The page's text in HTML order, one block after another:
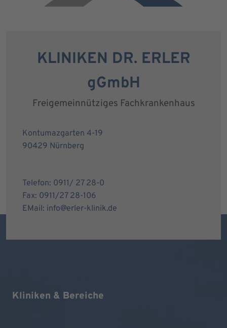
KLINIKEN DR. ERLER
gGmbH
Freigemeinnütziges Fachkrankenhaus
Kontumazgarten 4-19
90429 Nürnberg
Telefon: 0911/ 27 28-0
Fax: 0911/27 28-106
EMail: info@erler-klinik.de
Kliniken & Bereiche